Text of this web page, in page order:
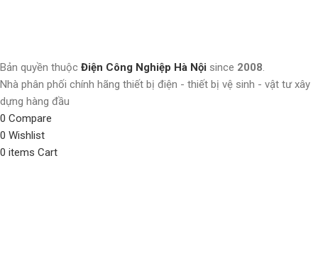
Bản quyền thuộc Điện Công Nghiệp Hà Nội since 2008.
Nhà phân phối chính hãng thiết bị điện - thiết bị vệ sinh - vật tư xây
dựng hàng đầu
0 Compare
0 Wishlist
0 items Cart